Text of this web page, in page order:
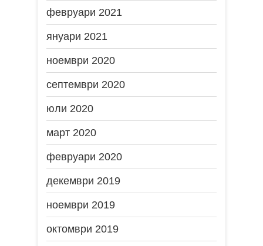
февруари 2021
януари 2021
ноември 2020
септември 2020
юли 2020
март 2020
февруари 2020
декември 2019
ноември 2019
октомври 2019